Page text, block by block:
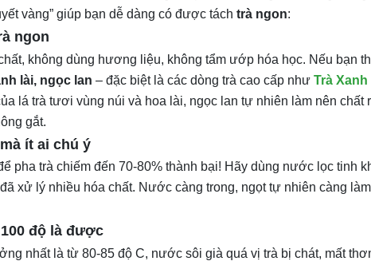
vàng” giúp bạn dễ dàng có được tách trà ngon:
ngon
không dùng hương liệu, không tẩm ướp hóa học. Nếu bạn
lài, ngọc lan – đặc biệt là các dòng trà cao cấp như Trà Xanh
lá trà tươi vùng núi và hoa lài, ngọc lan tự nhiên làm nên chất
gắt.
ít ai chú ý
pha trà chiếm đến 70-80% thành bại! Hãy dùng nước lọc tinh
xử lý nhiều hóa chất. Nước càng trong, ngọt tự nhiên càng
độ là được
nhất là từ 80-85 độ C, nước sôi già quá vị trà bị chát, mất